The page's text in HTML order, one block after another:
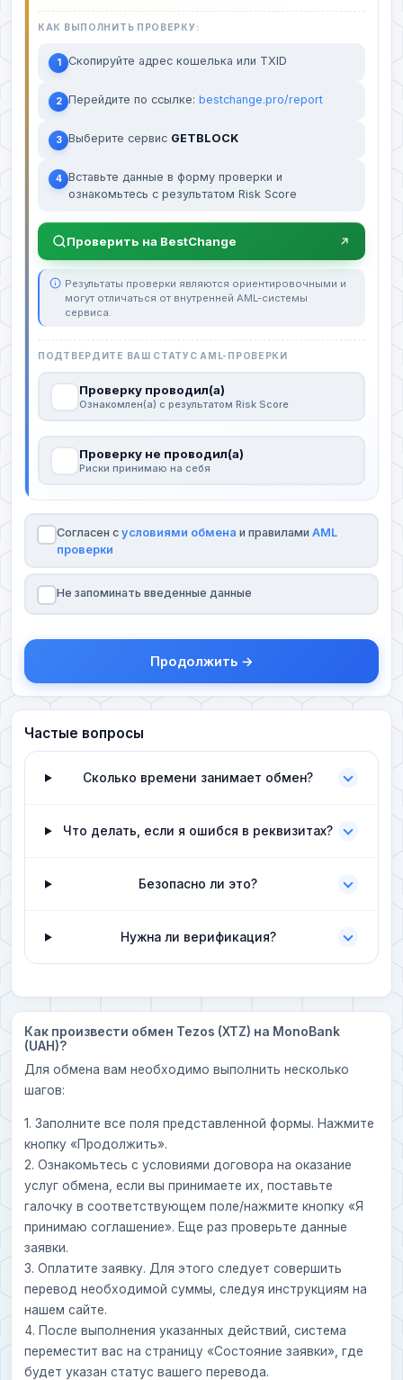
КАК ВЫПОЛНИТЬ ПРОВЕРКУ:
1 Скопируйте адрес кошелька или TXID
2 Перейдите по ссылке: bestchange.pro/report
3 Выберите сервис GETBLOCK
4 Вставьте данные в форму проверки и
ознакомьтесь с результатом Risk Score
Проверить на BestChange
Результаты проверки являются ориентировочными и
могут отличаться от внутренней AML-системы
сервиса.
ПОДТВЕРДИТЕ ВАШ СТАТУС AML-ПРОВЕРКИ
Проверку проводил(а)
Ознакомлен(а) с результатом Risk Score
Проверку не проводил(а)
Риски принимаю на себя
Согласен с условиями обмена и правилами AML
проверки
Не запоминать введенные данные
Продолжить →
Частые вопросы
Сколько времени занимает обмен?
Что делать, если я ошибся в реквизитах?
Безопасно ли это?
Нужна ли верификация?
Как произвести обмен Tezos (XTZ) на MonoBank
(UAH)?
Для обмена вам необходимо выполнить несколько
шагов:
1. Заполните все поля представленной формы. Нажмите
кнопку «Продолжить».
2. Ознакомьтесь с условиями договора на оказание
услуг обмена, если вы принимаете их, поставьте
галочку в соответствующем поле/нажмите кнопку «Я
принимаю соглашение». Еще раз проверьте данные
заявки.
3. Оплатите заявку. Для этого следует совершить
перевод необходимой суммы, следуя инструкциям на
нашем сайте.
4. После выполнения указанных действий, система
переместит вас на страницу «Состояние заявки», где
будет указан статус вашего перевода.